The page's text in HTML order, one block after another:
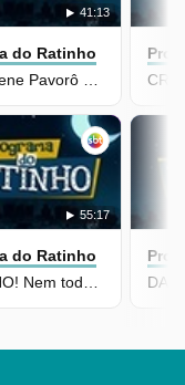
41:13
do Ratinho
EITA! Milene Pavorô não está nem aí, pois é tudo dela, sim!
55:17
do Ratinho